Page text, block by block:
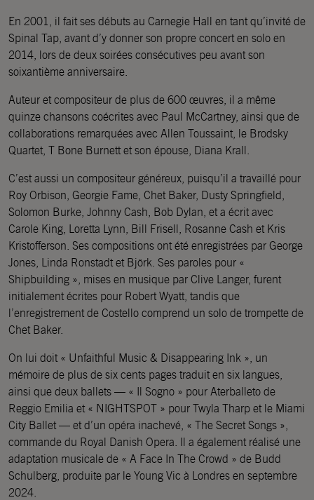
En 2001, il fait ses débuts au Carnegie Hall en tant qu’invité de
Spinal Tap, avant d’y donner son propre concert en solo en
2014, lors de deux soirées consécutives peu avant son
soixantième anniversaire.
Auteur et compositeur de plus de 600 œuvres, il a même
quinze chansons coécrites avec Paul McCartney, ainsi que de
collaborations remarquées avec Allen Toussaint, le Brodsky
Quartet, T Bone Burnett et son épouse, Diana Krall.
C’est aussi un compositeur généreux, puisqu’il a travaillé pour
Roy Orbison, Georgie Fame, Chet Baker, Dusty Springfield,
Solomon Burke, Johnny Cash, Bob Dylan, et a écrit avec
Carole King, Loretta Lynn, Bill Frisell, Rosanne Cash et Kris
Kristofferson. Ses compositions ont été enregistrées par George
Jones, Linda Ronstadt et Björk. Ses paroles pour «
Shipbuilding », mises en musique par Clive Langer, furent
initialement écrites pour Robert Wyatt, tandis que
l’enregistrement de Costello comprend un solo de trompette de
Chet Baker.
On lui doit « Unfaithful Music & Disappearing Ink », un
mémoire de plus de six cents pages traduit en six langues,
ainsi que deux ballets — « Il Sogno » pour Aterballeto de
Reggio Emilia et « NIGHTSPOT » pour Twyla Tharp et le Miami
City Ballet — et d’un opéra inachevé, « The Secret Songs »,
commande du Royal Danish Opera. Il a également réalisé une
adaptation musicale de « A Face In The Crowd » de Budd
Schulberg, produite par le Young Vic à Londres en septembre
2024.